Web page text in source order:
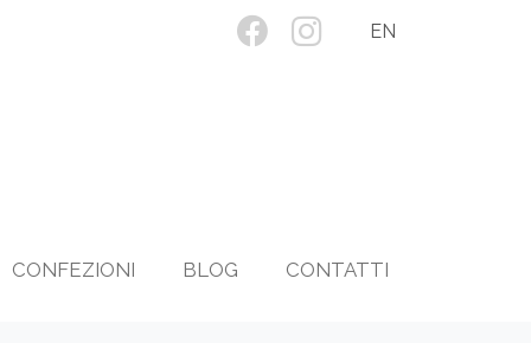
EN
CONFEZIONI BLOG CONTATTI